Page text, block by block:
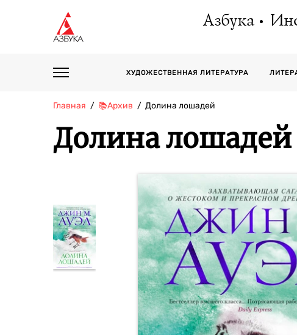
Азбука
ХУДОЖЕСТВЕННАЯ ЛИТЕРАТУРА
Главная 📚Архив Долина лошадей
Долина лошадей